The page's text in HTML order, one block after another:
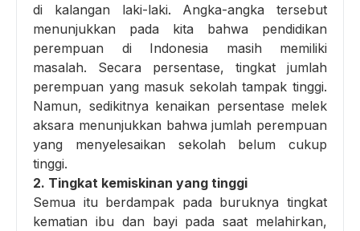
di kalangan laki-laki. Angka-angka tersebut
menunjukkan pada kita bahwa pendidikan
perempuan di Indonesia masih memiliki
masalah. Secara persentase, tingkat jumlah
perempuan yang masuk sekolah tampak tinggi.
Namun, sedikitnya kenaikan persentase melek
aksara menunjukkan bahwa jumlah perempuan
yang menyelesaikan sekolah belum cukup
tinggi.
2. Tingkat kemiskinan yang tinggi
Semua itu berdampak pada buruknya tingkat
kematian ibu dan bayi pada saat melahirkan,